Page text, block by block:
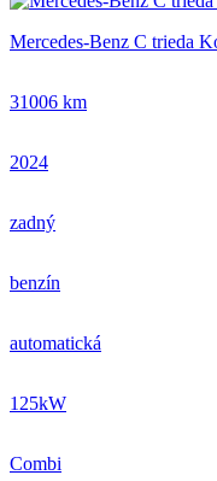
Mercedes-Benz C trieda
31006 km
2024
zadný
benzín
automatická
125kW
Combi